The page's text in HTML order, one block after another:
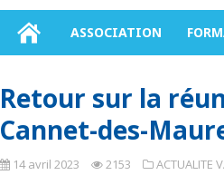
ASSOCIATION
Retour sur la
Cannet-des-
14 avril 2023 2153 ACTUALITE